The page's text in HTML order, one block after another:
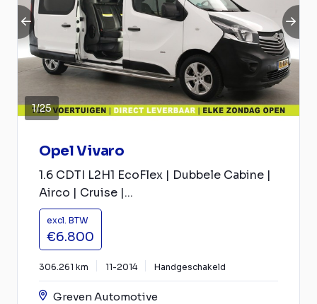
1/25
Opel Vivaro
1.6 CDTI L2H1 EcoFlex | Dubbele Cabine |
Airco | Cruise |...
excl. BTW
€6.800
306.261 km 11-2014 Handgeschakeld
Greven Automotive